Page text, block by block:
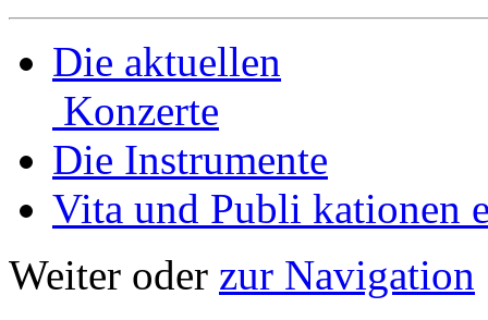
Die aktuellen
Konzerte
Die Instrumente
Vita und Publi­ kationen
Weiter oder zur Navigation